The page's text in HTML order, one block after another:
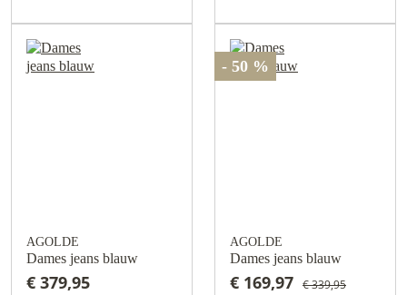
AGOLDE
Dames jeans blauw
€ 379,95
- 50 %
AGOLDE
Dames jeans blauw
€ 169,97 € 339,95